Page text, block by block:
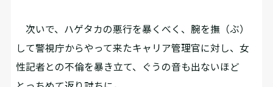
次いで、ハゲタカの悪行を暴くべく、腕を撫（ぶ）
して警視庁からやって来たキャリア管理官に対し、女
性記者との不倫を暴き立て、ぐうの音も出ないほど